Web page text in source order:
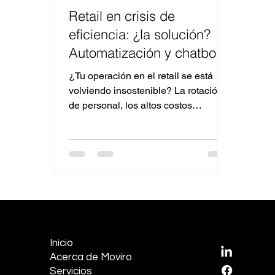
Retail en crisis de
eficiencia: ¿la solución?
Automatización y chatbots
con IA
¿Tu operación en el retail se está
volviendo insostenible? La rotación
de personal, los altos costos
Inicio
Acerca de Moviro
Servicios